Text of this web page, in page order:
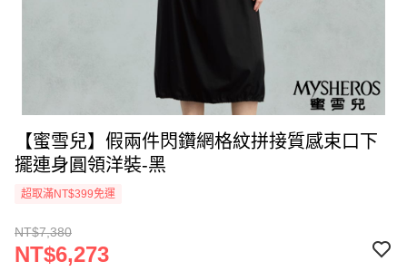
【蜜雪兒】假兩件閃鑽網格紋拼接質感束口下
擺連身圓領洋裝-黑
超取滿NT$399免運
NT$7,380
NT$6,273